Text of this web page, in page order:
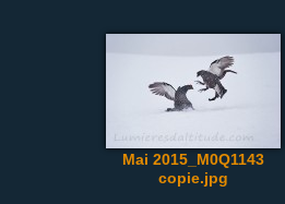
Mai 2015_M0Q1143
copie.jpg